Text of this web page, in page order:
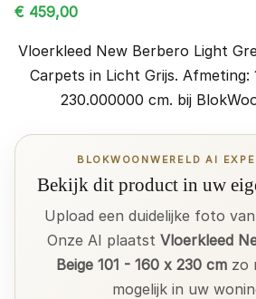
€ 459,00
Vloerkleed New Berbero Light
Carpets in Licht Grijs. Afmeting:
230.000000 cm. bij
BLOKWOONWERELD AI
Bekijk dit product in uw
Upload een duidelijke foto
Onze AI plaatst Vloerkleed
Beige 101 - 160 x 230 cmzo
mogelijk in uw